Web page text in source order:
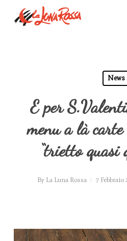
News
E per
menu a là
“trietto quasi
By La Luna Rossa 7 Febbraio